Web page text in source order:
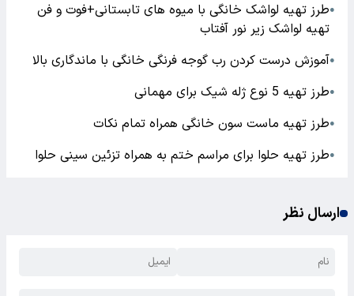
●طرز تهیه لواشک خانگی با میوه های تابستانی+فوت و فن
تهیه لواشک زیر نور آفتاب
●آموزش درست کردن رب گوجه فرنگی خانگی با ماندگاری بالا
●طرز تهیه 5 نوع ژله شیک برای مهمانی
●طرز تهیه ماست سون خانگی همراه تمام نکات
●طرز تهیه حلوا برای مراسم ختم به همراه تزئین سینی حلوا
ارسال نظر